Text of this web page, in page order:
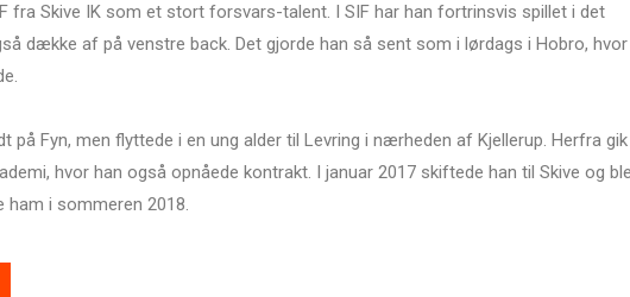
fra Skive IK som et stort forsvars-talent. I SIF har han fortrinsvis spillet i det
dække af på venstre back. Det gjorde han så sent som i lørdags i Hobro, hvor
på Fyn, men flyttede i en ung alder til Levring i nærheden af Kjellerup. Herfra gik
hvor han også opnåede kontrakt. I januar 2017 skiftede han til Skive og
ham i sommeren 2018.